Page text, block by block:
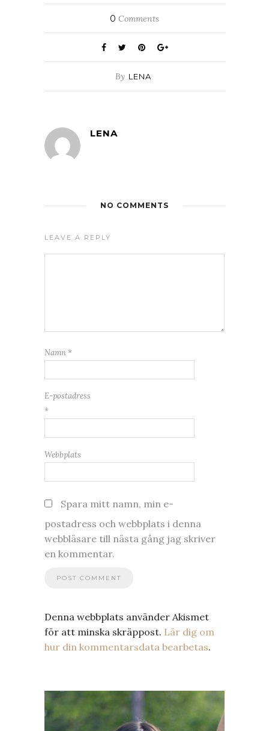
0 Comments
By LENA
LENA
NO COMMENTS
LEAVE A REPLY
Namn *
E-postadress
*
Webbplats
Spara mitt namn, min e-
postadress och webbplats i denna
webbläsare till nästa gång jag skriver
en kommentar.
Denna webbplats använder Akismet
för att minska skräppost. Lär dig om
hur din kommentarsdata bearbetas.